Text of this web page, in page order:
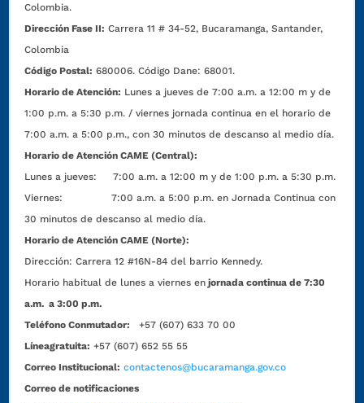
Colombia.
Dirección Fase II: Carrera 11 # 34-52, Bucaramanga, Santander,
Colombia
Código Postal: 680006. Código Dane: 68001.
Horario de Atención: Lunes a jueves de 7:00 a.m. a 12:00 m y de
1:00 p.m. a 5:30 p.m. / viernes jornada continua en el horario de
7:00 a.m. a 5:00 p.m., con 30 minutos de descanso al medio día.
Horario de Atención CAME (Central):
Lunes a jueves: 7:00 a.m. a 12:00 m y de 1:00 p.m. a 5:30 p.m.
Viernes: 7:00 a.m. a 5:00 p.m. en Jornada Continua con
30 minutos de descanso al medio día.
Horario de Atención CAME (Norte):
Dirección:Carrera 12 #16N-84 del barrio Kennedy.
Horario habitual de lunes a viernes en jornada continua de 7:30
a.m. a 3:00 p.m.
Teléfono Conmutador:
+57 (607) 633 70 00
Líneagratuita: +57 (607) 652 55 55
Correo Institucional: contactenos@bucaramanga.gov.co
Correo de notificaciones